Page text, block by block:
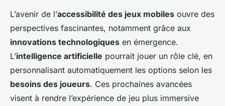
L’avenir de l’accessibilité des jeux mobiles ouvre des
perspectives fascinantes, notamment grâce aux
innovations technologiques en émergence.
L’intelligence artificielle pourrait jouer un rôle clé, en
personnalisant automatiquement les options selon les
besoins des joueurs. Ces prochaines avancées
visent à rendre l’expérience de jeu plus immersive